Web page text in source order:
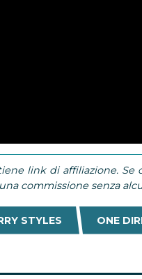
link di affiliazione.
commissione senza
STYLES ONE